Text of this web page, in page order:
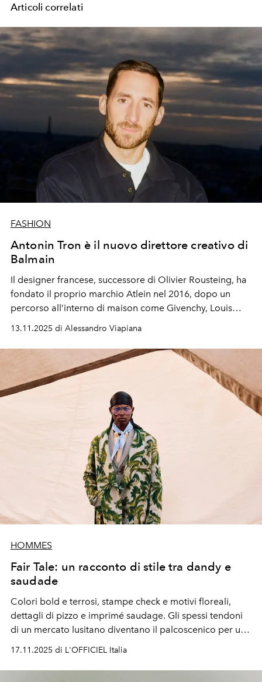
Articoli correlati
FASHION
Antonin Tron è il nuovo direttore creativo di
Balmain
Il designer francese, successore di Olivier Rousteing, ha
fondato il proprio marchio Atlein nel 2016, dopo un
percorso all’interno di maison come Givenchy, Louis
13.11.2025 di Alessandro Viapiana
HOMMES
Fair Tale: un racconto di stile tra dandy e
saudade
Colori bold e terrosi, stampe check e motivi floreali,
dettagli di pizzo e imprimé saudage. Gli spessi tendoni
di un mercato lusitano diventano il palcoscenico per una
17.11.2025 di L'OFFICIEL Italia